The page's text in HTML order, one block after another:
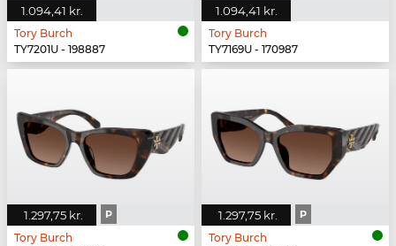
1.094,41 kr.
Tory Burch
TY7201U - 198887
1.094,41 kr.
Tory Burch
TY7169U - 170987
1.297,75 kr. P
Tory Burch
1.297,75 kr. P
Tory Burch